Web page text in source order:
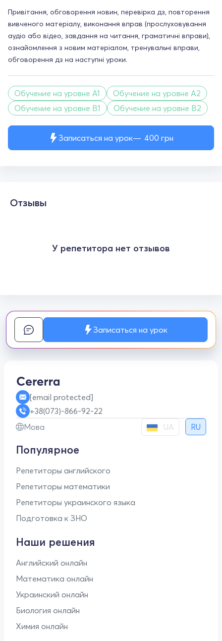
Записаться на урок 400 грн
Привітання, обговорення новин, перевірка дз, повторення
вивченого матеріалу, виконання вправ (прослуховування
аудіо або відео, завдання на читання, граматичні вправи),
ознайомлення з новим матеріалом, тренувальні вправи,
обговорення дз на наступні уроки.
Обучение на уровне A1
Обучение на уровне A2
Обучение на уровне B1
Обучение на уровне B2
Отзывы
У репетитора нет отзывов
Записаться на урок
[email protected]
+38(073)-866-92-22
Мова
UA RU
Популярное
Репетиторы английского
Репетиторы математики
Репетиторы украинского языка
Подготовка к ЗНО
Наши решения
Английский онлайн
Математика онлайн
Украинский онлайн
Биология онлайн
Химия онлайн